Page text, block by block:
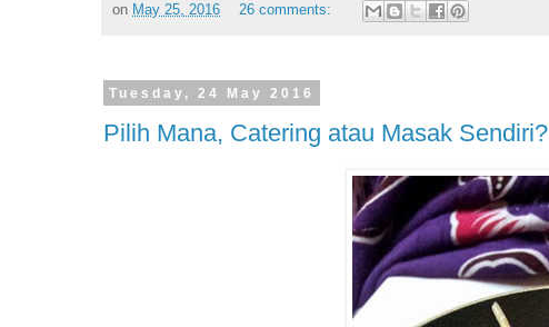
on May 25, 2016 26 comments:
Tuesday, 24 May 2016
Pilih Mana, Catering atau Masak Sendiri?